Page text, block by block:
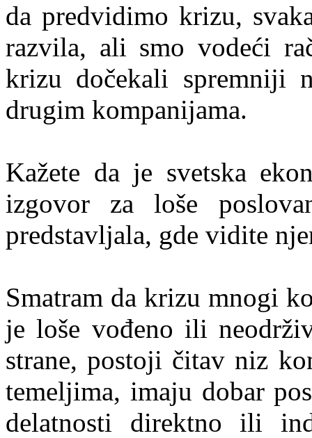
da predvidimo krizu,
razvila, ali smo vodeći
krizu dočekali spremniji
drugim kompanijama.
Kažete da je svetska
izgovor za loše
predstavljala, gde vidite
Smatram da krizu mnogi
je loše vođeno ili
strane, postoji čitav niz
temeljima, imaju dobar
delatnosti direktno ili